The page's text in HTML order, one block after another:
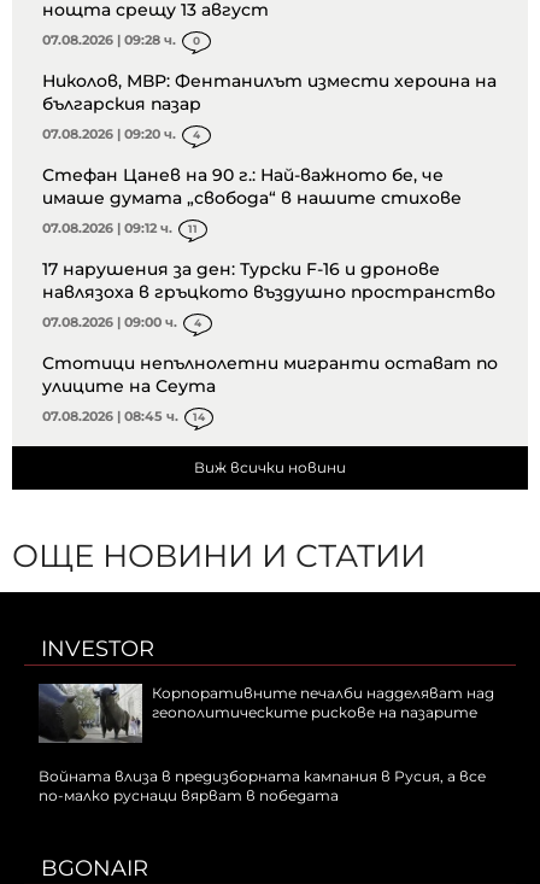
нощта срещу 13 август
07.08.2026 | 09:28 ч. 0
Николов, МВР: Фентанилът измести хероина на
българския пазар
07.08.2026 | 09:20 ч. 4
Стефан Цанев на 90 г.: Най-важното бе, че
имаше думата „свобода“ в нашите стихове
07.08.2026 | 09:12 ч. 11
17 нарушения за ден: Турски F-16 и дронове
навлязоха в гръцкото въздушно пространство
07.08.2026 | 09:00 ч. 4
Стотици непълнолетни мигранти остават по
улиците на Сеута
07.08.2026 | 08:45 ч. 14
Виж всички новини
ОЩЕ НОВИНИ И СТАТИИ
INVESTOR
Корпоративните печалби надделяват над
геополитическите рискове на пазарите
Войната влиза в предизборната кампания в Русия, а все
по-малко руснаци вярват в победата
BGONAIR